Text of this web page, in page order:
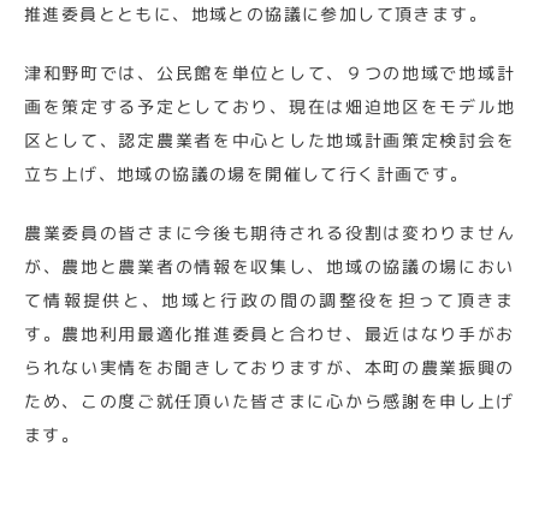
推進委員とともに、地域との協議に参加して頂きます。
津和野町では、公民館を単位として、９つの地域で地域計
画を策定する予定としており、現在は畑迫地区をモデル地
区として、認定農業者を中心とした地域計画策定検討会を
立ち上げ、地域の協議の場を開催して行く計画です。
農業委員の皆さまに今後も期待される役割は変わりません
が、農地と農業者の情報を収集し、地域の協議の場におい
て情報提供と、地域と行政の間の調整役を担って頂きま
す。農地利用最適化推進委員と合わせ、最近はなり手がお
られない実情をお聞きしておりますが、本町の農業振興の
ため、この度ご就任頂いた皆さまに心から感謝を申し上げ
ます。